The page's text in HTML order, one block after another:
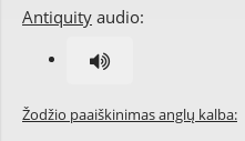
Antiquity audio:
Žodžio paaiškinimas anglų kalba: